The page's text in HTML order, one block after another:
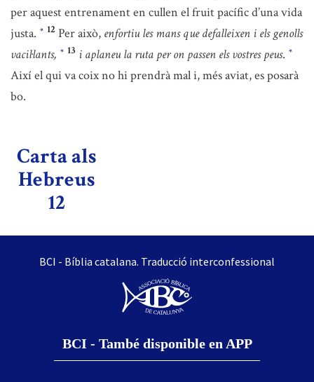
per aquest entrenament en cullen el fruit pacífic d’una vida
justa. * 12 Per això, enfortiu les mans que defalleixen i els genolls
vacil·lants, * 13 i aplaneu la ruta per on passen els vostres peus. *
Així el qui va coix no hi prendrà mal i, més aviat, es posarà
bo.
Carta als
Hebreus
12
BCI - Bíblia catalana. Traducció interconfessional
BCI - També disponible en APP